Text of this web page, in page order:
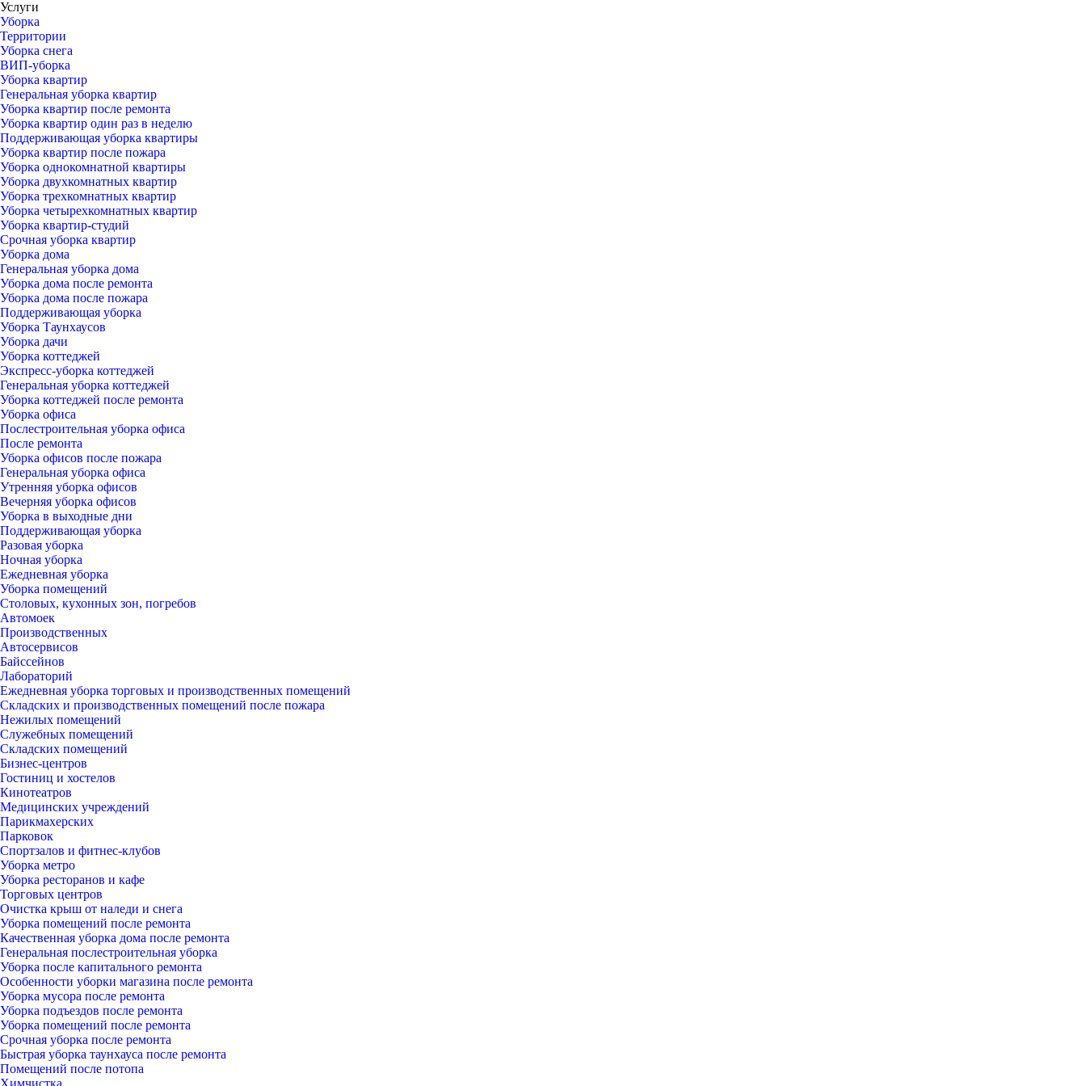
Услуги
Уборка
Территории
Уборка снега
ВИП-уборка
Уборка квартир
Генеральная уборка квартир
Уборка квартир после ремонта
Уборка квартир один раз в неделю
Поддерживающая уборка квартиры
Уборка квартир после пожара
Уборка однокомнатной квартиры
Уборка двухкомнатных квартир
Уборка трехкомнатных квартир
Уборка четырехкомнатных квартир
Уборка квартир-студий
Срочная уборка квартир
Уборка дома
Генеральная уборка дома
Уборка дома после ремонта
Уборка дома после пожара
Поддерживающая уборка
Уборка Таунхаусов
Уборка дачи
Уборка коттеджей
Экспресс-уборка коттеджей
Генеральная уборка коттеджей
Уборка коттеджей после ремонта
Уборка офиса
Послестроительная уборка офиса
После ремонта
Уборка офисов после пожара
Генеральная уборка офиса
Утренняя уборка офисов
Вечерняя уборка офисов
Уборка в выходные дни
Поддерживающая уборка
Разовая уборка
Ночная уборка
Ежедневная уборка
Уборка помещений
Столовых, кухонных зон, погребов
Автомоек
Производственных
Автосервисов
Байссейнов
Лабораторий
Ежедневная уборка торговых и производственных помещений
Складских и производственных помещений после пожара
Нежилых помещений
Служебных помещений
Складских помещений
Бизнес-центров
Гостиниц и хостелов
Кинотеатров
Медицинских учреждений
Парикмахерских
Парковок
Спортзалов и фитнес-клубов
Уборка метро
Уборка ресторанов и кафе
Торговых центров
Очистка крыш от наледи и снега
Уборка помещений после ремонта
Качественная уборка дома после ремонта
Генеральная послестроительная уборка
Уборка после капитального ремонта
Особенности уборки магазина после ремонта
Уборка мусора после ремонта
Уборка подъездов после ремонта
Уборка помещений после ремонта
Срочная уборка после ремонта
Быстрая уборка таунхауса после ремонта
Помещений после потопа
Химчистка